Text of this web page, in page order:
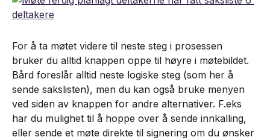
For å ta møtet videre til neste steg i prosessen
bruker du alltid knappen oppe til høyre i møtebildet.
Bård foreslår alltid neste logiske steg (som her å
sende sakslisten), men du kan også bruke menyen
ved siden av knappen for andre alternativer. F.eks
har du mulighet til å hoppe over å sende innkalling,
eller sende et møte direkte til signering om du ønsker